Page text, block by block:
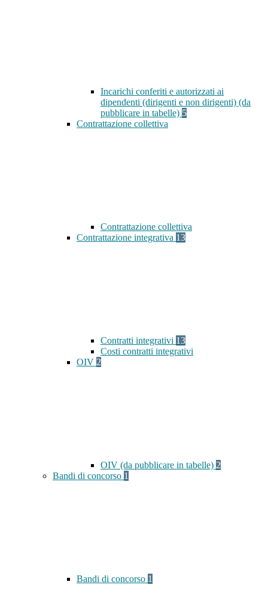
Incarichi conferiti e autorizzati ai
dipendenti (dirigenti e non dirigenti) (da
pubblicare in tabelle) 5
Contrattazione collettiva
Contrattazione collettiva
Contrattazione integrativa 13
Contratti integrativi 13
Costi contratti integrativi
OIV 2
OIV (da pubblicare in tabelle) 2
Bandi di concorso 1
Bandi di concorso 1